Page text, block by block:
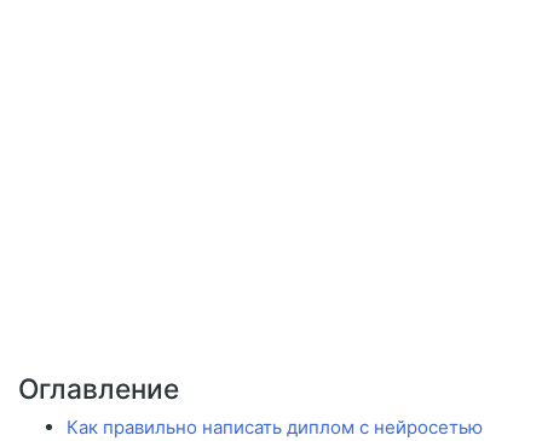
Оглавление
Как правильно написать диплом с нейросетью